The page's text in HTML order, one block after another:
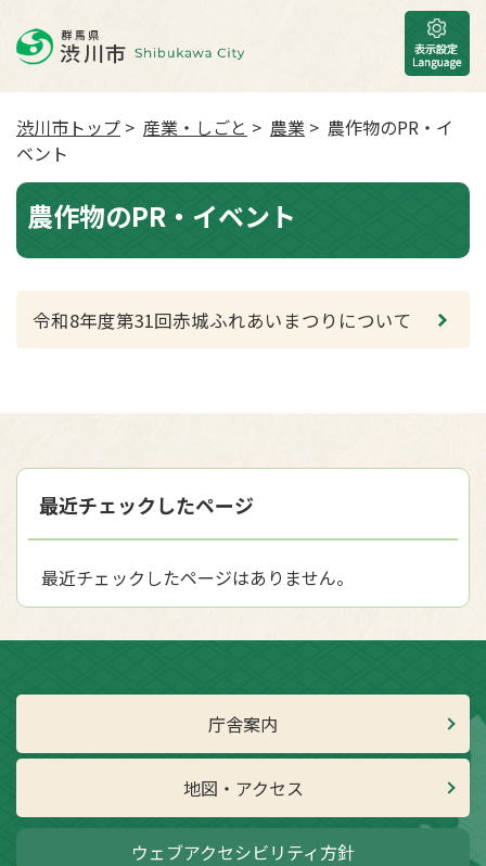
渋川市トップ > 産業・しごと > 農業 > 農作物のPR・イ
ベント
農作物のPR・イベント
令和8年度第31回赤城ふれあいまつりについて
最近チェックしたページ
最近チェックしたページはありません。
庁舎案内
地図・アクセス
ウェブアクセシビリティ方針